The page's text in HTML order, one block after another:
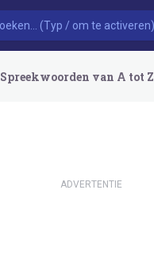
Spreekwoorden van A tot Z
ADVERTENTIE